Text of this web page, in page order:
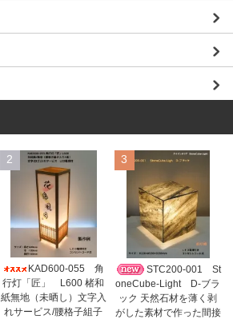
2
KAD600-055 角
行灯「匠」 L600 楮和
紙無地（未晒し）文字入
れサービス/腰格子組子
3
STC200-001 St
oneCube-Light D-ブラ
ック 天然石材を薄く剥
がした素材で作った間接